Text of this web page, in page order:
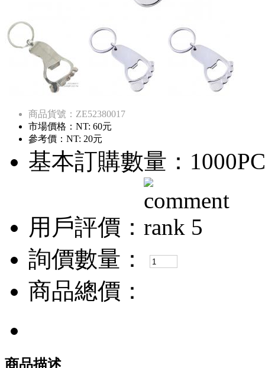
商品貨號：ZE52380017
市場價格： NT: 60元
參考價： NT: 20元
基本訂購數量：
用戶評價：
詢價數量：
商品總價：
商品描述